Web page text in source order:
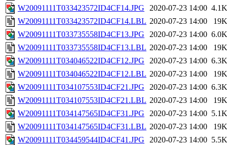
W20091111T033423572ID4CF14.JPG
2020-07-23 14:00 4.1K
W20091111T033423572ID4CF14.LBL 2020-07-23 14:00
19K
W20091111T033735558ID4CF13.JPG
2020-07-23 14:00 6.0K
W20091111T033735558ID4CF13.LBL 2020-07-23 14:00
19K
W20091111T034046522ID4CF12.JPG
2020-07-23 14:00 6.3K
W20091111T034046522ID4CF12.LBL 2020-07-23 14:00
19K
W20091111T034107553ID4CF21.JPG
2020-07-23 14:00 6.3K
W20091111T034107553ID4CF21.LBL 2020-07-23 14:00
19K
W20091111T034147565ID4CF31.JPG
2020-07-23 14:00 5.1K
W20091111T034147565ID4CF31.LBL 2020-07-23 14:00
19K
W20091111T034459544ID4CF41.JPG
2020-07-23 14:00 5.5K